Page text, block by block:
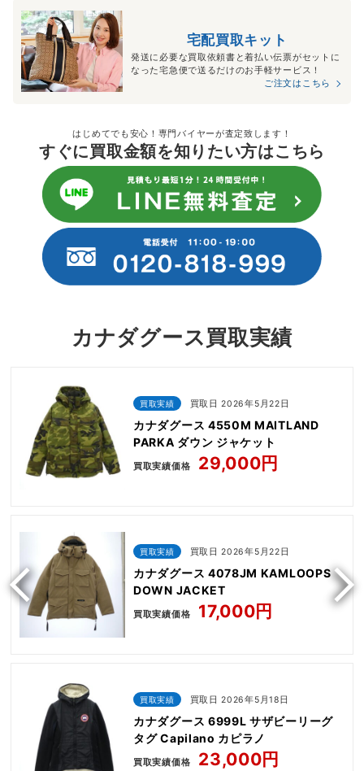
宅配買取キット
発送に必要な買取依頼書と着払い伝票がセットに
なった宅急便で送るだけのお手軽サービス！
ご注文はこちら
はじめてでも安心！専門バイヤーが査定致します！
すぐに買取金額を知りたい方はこちら
カナダグース買取実績
買取実績 買取日 2026年5月22日
カナダグース 4550M MAITLAND
PARKA ダウン ジャケット
買取実績価格 29,000円
買取実績 買取日 2026年5月22日
カナダグース 4078JM KAMLOOPS
DOWN JACKET
買取実績価格 17,000円
買取実績 買取日 2026年5月18日
カナダグース 6999L サザビーリーグ
タグ Capilano カピラノ
買取実績価格 23,000円